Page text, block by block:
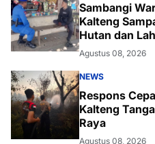
Sambangi
Kalteng
Hutan dan
Agustus 08, 2026
NEWS
Respons
Kalteng
Raya
Agustus 08, 2026